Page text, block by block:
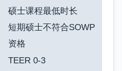
硕士课程最低时长
短期硕士不符合SOWP
资格
TEER 0-3